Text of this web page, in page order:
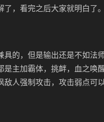
，看完之后大家就明白了。
具的，但是输出还是不如法
是主加霸体，挑衅，血之唤
人强制攻击，攻击弱点可